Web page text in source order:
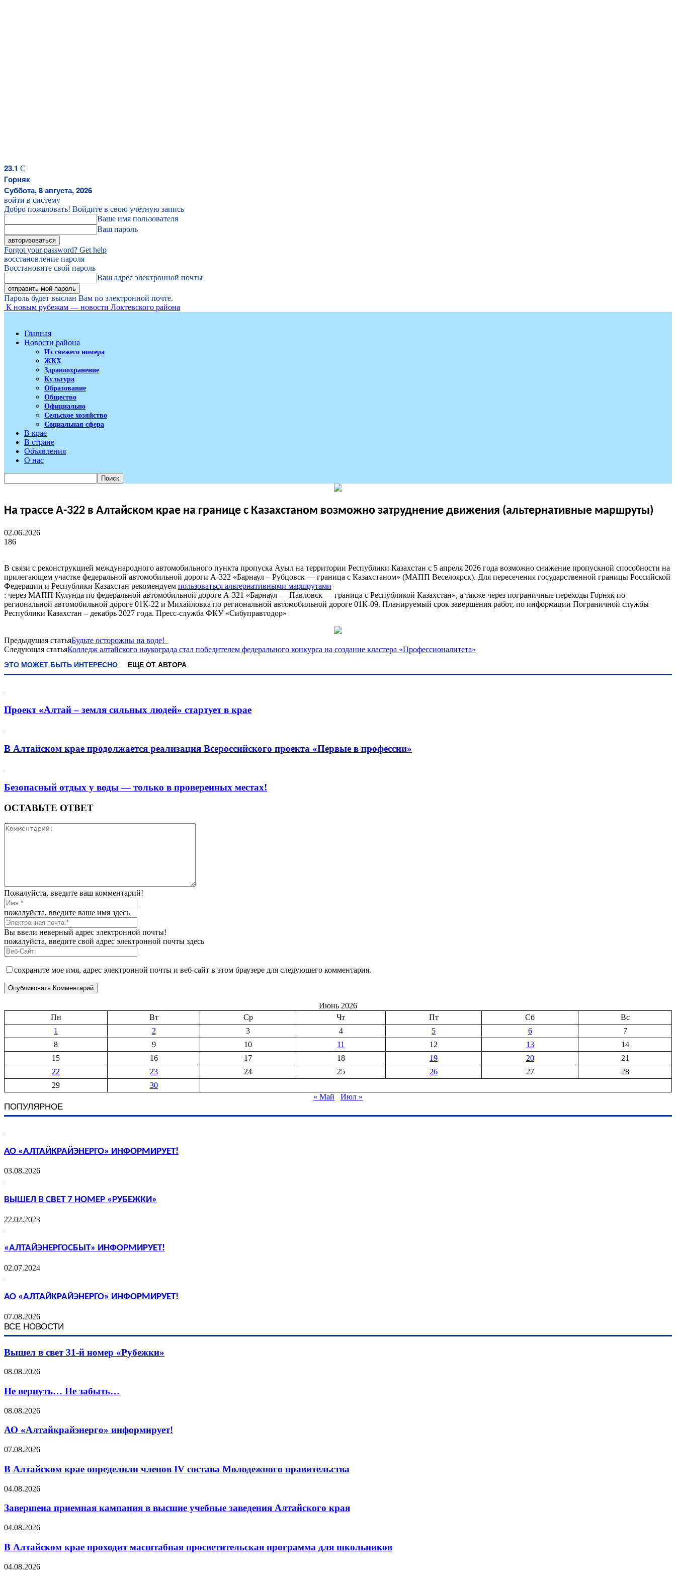
23.1 C
Горняк
Суббота, 8 августа, 2026
войти в систему
Добро пожаловать! Войдите в свою учётную запись
Ваше имя пользователя
Ваш пароль
Forgot your password? Get help
восстановление пароля
Восстановите свой пароль
Ваш адрес электронной почты
Пароль будет выслан Вам по электронной почте.
К новым рубежам — новости Локтевского района
Главная
Новости района
Из свежего номера
ЖКХ
Здравоохранение
Культура
Образование
Общество
Официально
Сельское хозяйство
Социальная сфера
В крае
В стране
Объявления
О нас
На трассе А-322 в Алтайском крае на границе с Казахстаном возможно затруднение движения (альтернативные маршруты)
02.06.2026
186
В связи с реконструкцией международного автомобильного пункта пропуска Ауыл на территории Республики Казахстан с 5 апреля 2026 года возможно снижение пропускной способности на
прилегающем участке федеральной автомобильной дороги А-322 «Барнаул – Рубцовск — граница с Казахстаном» (МАПП Веселоярск). Для пересечения государственной границы Российской
Федерации и Республики Казахстан рекомендуем пользоваться альтернативными маршрутами
: через МАПП Кулунда по федеральной автомобильной дороге А-321 «Барнаул — Павловск — граница с Республикой Казахстан», а также через пограничные переходы Горняк по
региональной автомобильной дороге 01К-22 и Михайловка по региональной автомобильной дороге 01К-09. Планируемый срок завершения работ, по информации Пограничной службы
Республики Казахстан – декабрь 2027 года. Пресс-служба ФКУ «Сибуправтодор»
Предыдущая статьяБудьте осторожны на воде!
Следующая статьяКолледж алтайского наукограда стал победителем федерального конкурса на создание кластера «Профессионалитета»
ЭТО МОЖЕТ БЫТЬ ИНТЕРЕСНО ЕЩЕ ОТ АВТОРА
Проект «Алтай – земля сильных людей» стартует в крае
В Алтайском крае продолжается реализация Всероссийского проекта «Первые в профессии»
Безопасный отдых у воды — только в проверенных местах!
ОСТАВЬТЕ ОТВЕТ
Пожалуйста, введите ваш комментарий!
пожалуйста, введите ваше имя здесь
Вы ввели неверный адрес электронной почты!
пожалуйста, введите свой адрес электронной почты здесь
сохраните мое имя, адрес электронной почты и веб-сайт в этом браузере для следующего комментария.
Июнь 2026
Пн
Вт Ср Чт Пт Сб
Вс
1
2 3 4 5 6
7
8
9 10 11 12 13
14
15
16 17 18 19 20
21
22
23 24 25 26 27
28
29
30
« Май
Июл »
ПОПУЛЯРНОЕ
АО «АЛТАЙКРАЙЭНЕРГО» ИНФОРМИРУЕТ!
03.08.2026
ВЫШЕЛ В СВЕТ 7 НОМЕР «РУБЕЖКИ»
22.02.2023
«АЛТАЙЭНЕРГОСБЫТ» ИНФОРМИРУЕТ!
02.07.2024
АО «АЛТАЙКРАЙЭНЕРГО» ИНФОРМИРУЕТ!
07.08.2026
ВСЕ НОВОСТИ
Вышел в свет 31-й номер «Рубежки»
08.08.2026
Не вернуть… Не забыть…
08.08.2026
АО «Алтайкрайэнерго» информирует!
07.08.2026
В Алтайском крае определили членов IV состава Молодежного правительства
04.08.2026
Завершена приемная кампания в высшие учебные заведения Алтайского края
04.08.2026
В Алтайском крае проходит масштабная просветительская программа для школьников
04.08.2026